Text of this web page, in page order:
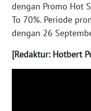
dengan Promo Hot
To 70%. Periode
dengan 26
[Redaktur: Hotbert
WN
WN